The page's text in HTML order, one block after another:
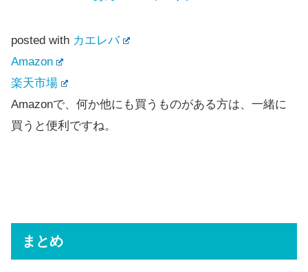
posted with カエレバ
Amazon
楽天市場
Amazonで、何か他にも買うものがある方は、一緒に
買うと便利ですね。
まとめ